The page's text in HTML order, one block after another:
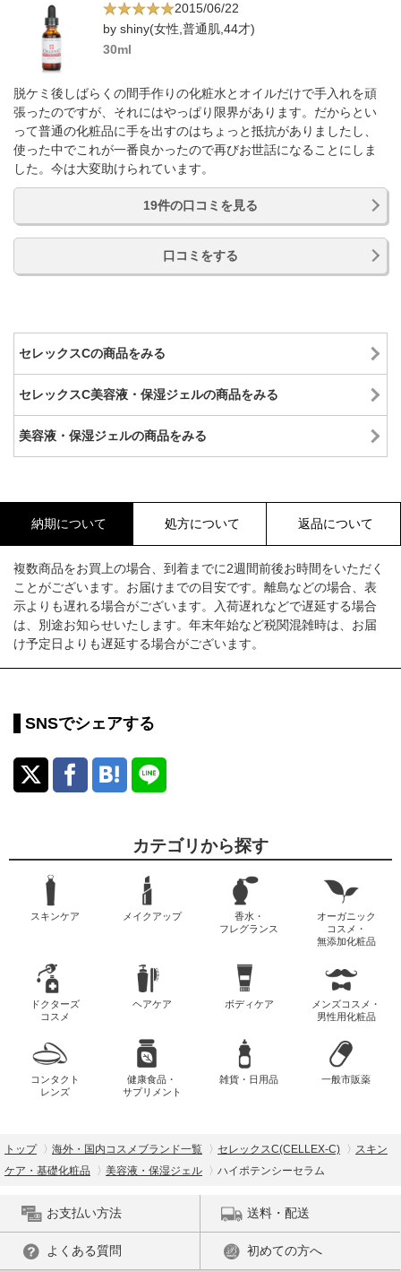
2015/06/22
by shiny(女性,普通肌,44才)
30ml
脱ケミ後しばらくの間手作りの化粧水とオイルだけで手入れを頑
張ったのですが、それにはやっぱり限界があります。だからとい
って普通の化粧品に手を出すのはちょっと抵抗がありましたし、
使った中でこれが一番良かったので再びお世話になることにしま
した。今は大変助けられています。
19件の口コミを見る
口コミをする
セレックスCの商品をみる
セレックスC美容液・保湿ジェルの商品をみる
美容液・保湿ジェルの商品をみる
納期について 処方について 返品について
複数商品をお買上の場合、到着までに2週間前後お時間をいただく
ことがございます。お届けまでの目安です。離島などの場合、表
示よりも遅れる場合がございます。入荷遅れなどで遅延する場合
は、別途お知らせいたします。年末年始など税関混雑時は、お届
け予定日よりも遅延する場合がございます。
SNSでシェアする
カテゴリから探す
スキンケア メイクアップ
香水・
フレグランス
オーガニック
コスメ・
無添加化粧品
ドクターズ
コスメ
ヘアケア ボディケア
メンズコスメ・
男性用化粧品
コンタクト
レンズ
健康食品・
サプリメント
雑貨・日用品 一般市販薬
トップ 海外・国内コスメブランド一覧 セレックスC(CELLEX-C)
スキン
ケア・基礎化粧品
美容液・保湿ジェル ハイポテンシーセラム
お支払い方法 送料・配送
よくある質問 初めての方へ